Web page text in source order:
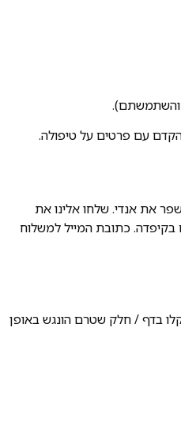
והשתמשתם).
עם פרטים על טיפולה.
את אנדי. שלחו אלינו את
כתובת המייל למשלוח
בדף / חלק שטרם הונגש באופן